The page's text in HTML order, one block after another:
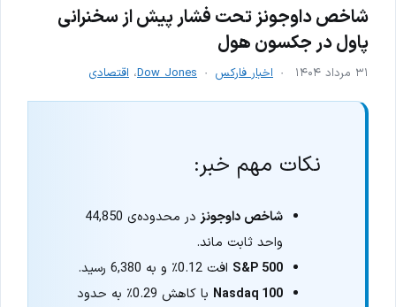
شاخص داوجونز تحت فشار پیش از سخنرانی
پاول در جکسون هول
۳۱ مرداد ۱۴۰۴ اخبار فارکس Dow Jones، اقتصادی
نکات مهم خبر:
شاخص داوجونز
در محدوده‌ی 44,850
واحد ثابت ماند.
S&P 500 افت 0.12٪ و به 6,380 رسید.
Nasdaq 100
با کاهش 0.29٪ به حدود